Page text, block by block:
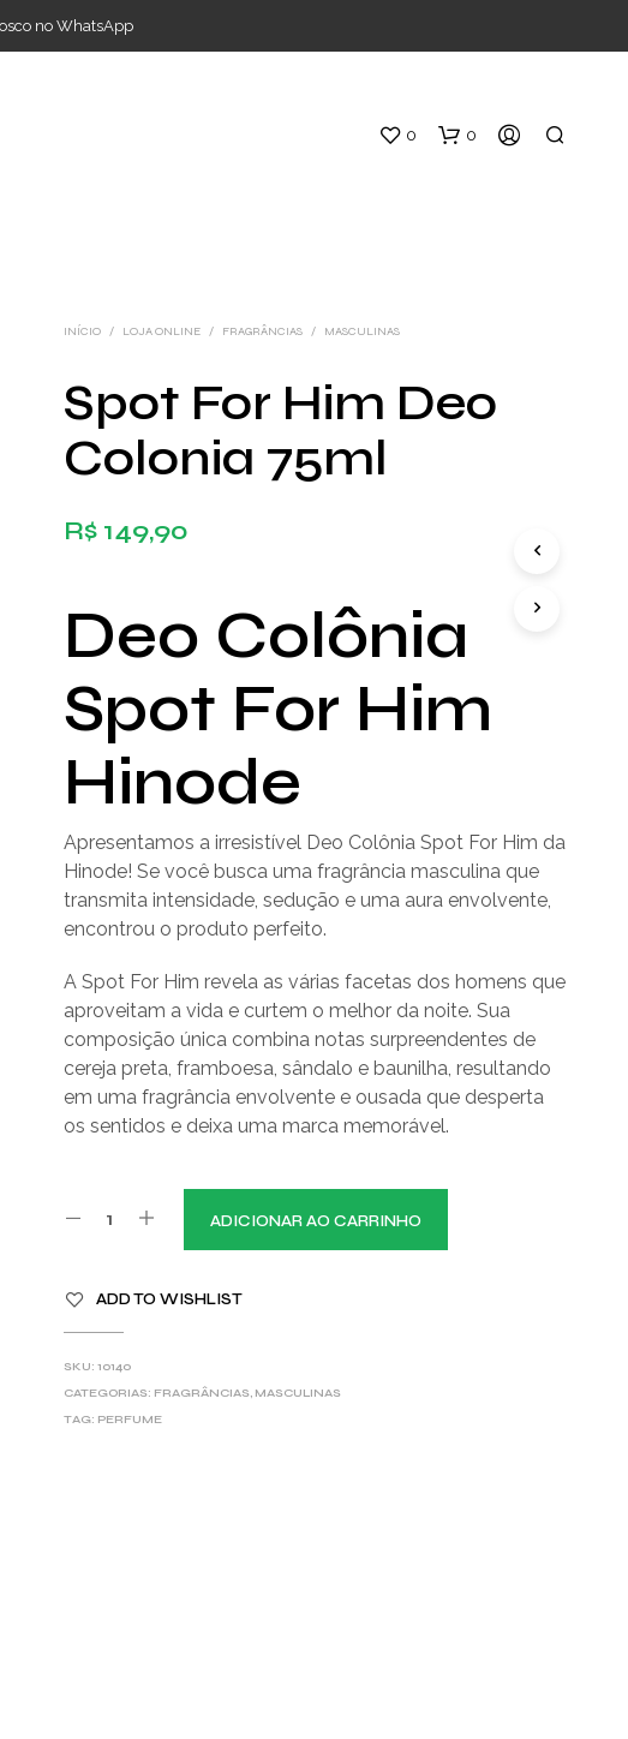
no WhatsApp
0 0
INÍCIO / LOJA ONLINE / FRAGRÂNCIAS / MASCULINAS
Spot For Him Deo
Colonia 75ml
R$149,90
Deo Colônia
Spot For Him
Hinode
Apresentamos a irresistível Deo Colônia Spot For Him da
Hinode! Se você busca uma fragrância masculina que
transmita intensidade, sedução e uma aura envolvente,
encontrou o produto perfeito.
A Spot For Him revela as várias facetas dos homens que
aproveitam a vida e curtem o melhor da noite. Sua
composição única combina notas surpreendentes de
cereja preta, framboesa, sândalo e baunilha, resultando
em uma fragrância envolvente e ousada que desperta
os sentidos e deixa uma marca memorável.
ADICIONAR AO CARRINHO
ADD TO WISHLIST
SKU: 10140
CATEGORIAS: FRAGRÂNCIAS, MASCULINAS
TAG: PERFUME